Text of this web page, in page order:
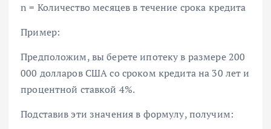
n = Количество месяцев в течение срока кредита
Пример:
Предположим, вы берете ипотеку в размере 200
000 долларов США со сроком кредита на 30 лет и
процентной ставкой 4%.
Подставив эти значения в формулу, получим: